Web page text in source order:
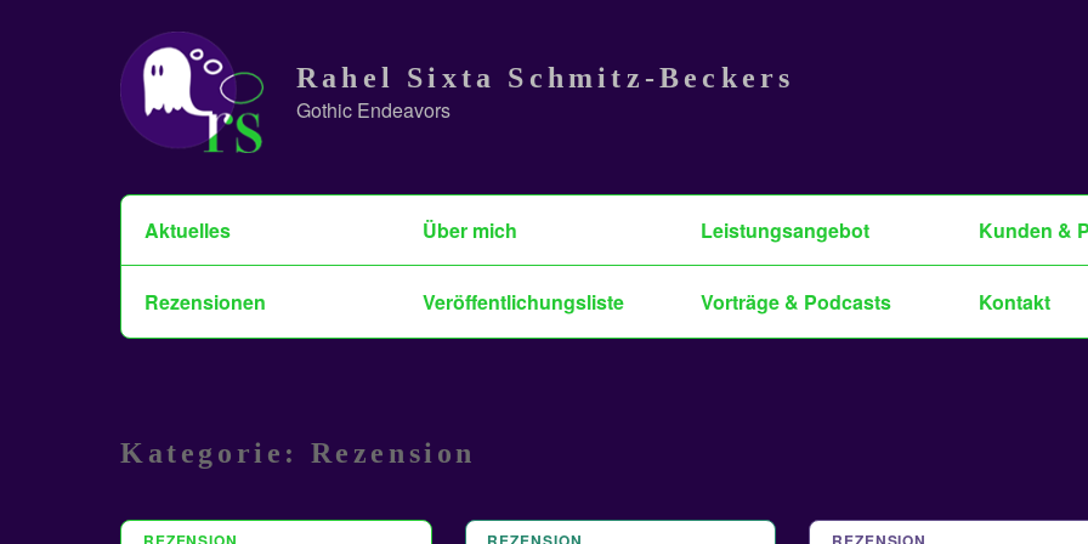
Rahel Sixta Schmitz-Beckers
Gothic Endeavors
Aktuelles Über mich Leistungsangebot Kunden &
Rezensionen Veröffentlichungsliste Vorträge & Podcasts Kontakt
Kategorie: Rezension